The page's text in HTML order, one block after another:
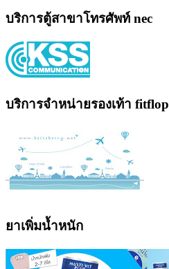
บริการตู้สาขาโทรศัพท์ nec
บริการจำหน่ายรองเท้า fitflop
ยาเพิ่มน้ำหนัก